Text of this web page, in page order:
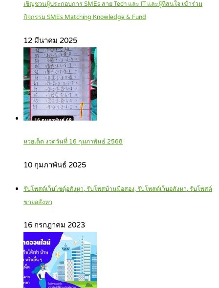
เชิญชวนผู้ประกอบการ SMEs สาย Tech และ IT และผู้ที่สนใจ เข้าร่วม
กิจกรรม SMEs Matching Knowledge & Fund
12 มีนาคม 2025
หวยเด็ด งวดวันที่ 16 กุมภาพันธ์ 2568
10 กุมภาพันธ์ 2025
รับโพสต์เว็บไซตฺ์อสังหา, รับโพสบ้านมือสอง, รับโพสต์เว็บอสังหา, รับโพสต์
ขายอสังหา
16 กรกฎาคม 2023